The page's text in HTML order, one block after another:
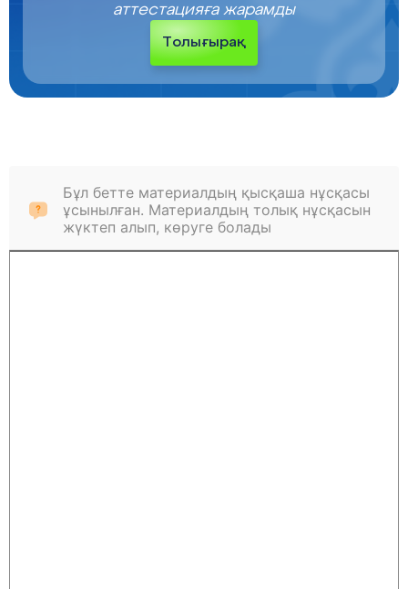
аттестацияға жарамды
Толығырақ
Бұл бетте материалдың қысқаша нұсқасы
ұсынылған. Материалдың толық нұсқасын
жүктеп алып, көруге болады